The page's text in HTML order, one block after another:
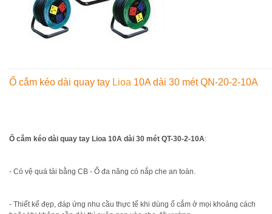
Ổ cắm kéo dài quay tay Lioa 10A dài 30 mét QN-20-2-10A
Ổ cắm kéo dài quay tay Lioa 10A dài 30 mét QT-30-2-10A:
- Có vệ quá tải bằng CB - Ổ đa năng có nắp che an toàn.
- Thiết kế đẹp, đáp ứng nhu cầu thực tế khi dùng ổ cắm ở mọi khoảng cách